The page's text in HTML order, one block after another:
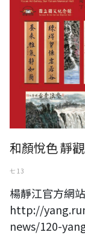
和顏悅色 靜
七 13
楊靜江官方網站
http://
news/120-